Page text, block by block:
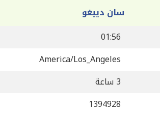
سان دييغو
01:56
America/Los_Angeles
3 ساعة
1394928